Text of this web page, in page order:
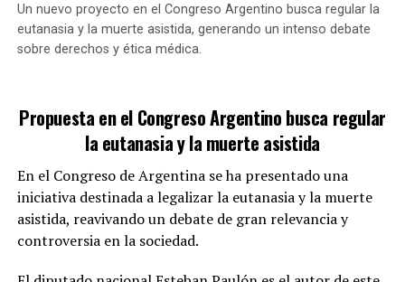
Si se aprueba en el Congreso, esta propuesta
representaría un cambio significativo en el tratamiento
penal de aquellos que colaboran en el encubrimiento de
GALMARINI FUE TITULAR DE AYSA
¿Cómo se limitará el uso de agua
potable?
La propuesta incluye laadopción de tecnologías
modernas que reduzcan el consumo de agua en
actividades de limpieza y mantenimiento.
Según
Un nuevo proyecto en el Congreso Argentino busca regular la
eutanasia y la muerte asistida, generando un intenso debate
sobre derechos y ética médica.
Propuesta en el Congreso Argentino busca regular
la eutanasia y la muerte asistida
En el Congreso de Argentina se ha presentado una
iniciativa destinada a legalizar la eutanasia y la muerte
asistida, reavivando un debate de gran relevancia y
controversia en la sociedad.